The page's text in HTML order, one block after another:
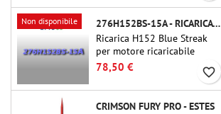
Non disponibile
276H152BS-15A - RICARICA 38MM CTI
Ricarica H152 Blue Streak
per motore ricaricabile
Cesaroni P38-2G. Il delay di
15 secondi è regolabile
tramite lo strumento ProDAT
38
78,50 € favorite_border
CRIMSON FURY PRO - ESTES